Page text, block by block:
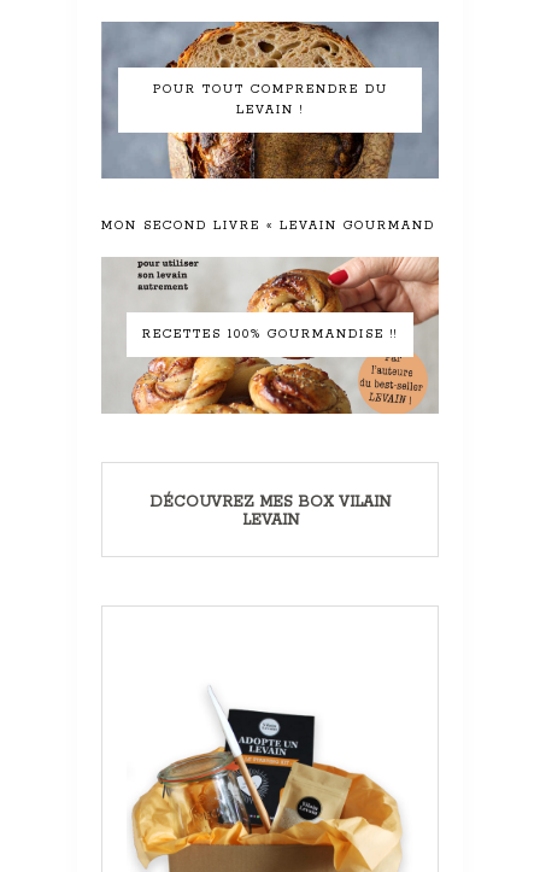
POUR TOUT COMPRENDRE DU
LEVAIN !
MON SECOND LIVRE « LEVAIN GOURMAND »
RECETTES 100% GOURMANDISE !!
DÉCOUVREZ MES BOX VILAIN
LEVAIN